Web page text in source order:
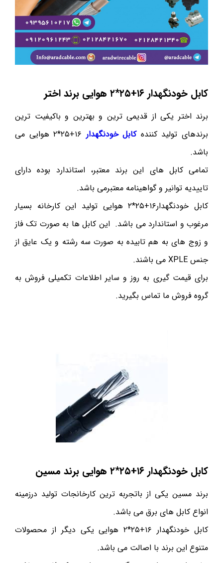
کابل خودنگهدار ۱۶+۲۵*۲ هوایی برند اختر
برند اختر یکی از قدیمی ترین و بهترین و باکیفیت ترین
برندهای تولید کنندهکابل خودنگهدار
۱۶+۲۵*۲ هوایی می
باشد.
تمامی کابل های این برند معتبر، استاندارد بوده دارای
تاییدیه توانیر و گواهینامه معتبرمی باشد.
کابل خودنگهدار۱۶+۲۵*۲ هوایی تولید این کارخانه بسیار
مرغوب و استاندارد می باشد. این کابل ها به صورت تک فاز
و زوج های به هم تابیده به صورت سه رشته و یک عایق از
جنس XPLE می باشند.
برای قیمت گیری به روز و سایر اطلاعات تکمیلی فروش به
گروه فروش ما تماس بگیرید.
کابل خودنگهدار ۱۶+۲۵*۲ هوایی برند مسین
برند مسین یکی از باتجربه ترین کارخانجات تولید درزمینه
انواع کابل های برق می باشد.
کابل خودنگهدار ۱۶+۲۵*۲ هوایی یکی دیگر از محصولات
متنوع این برند با اصالت می باشد.